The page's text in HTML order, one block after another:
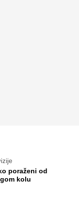
poraženi od
kolu